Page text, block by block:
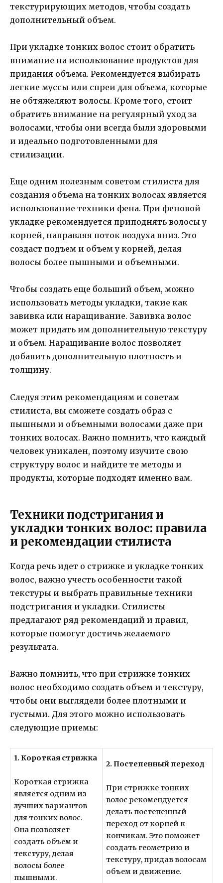
текстурирующих методов, чтобы создать
дополнительный объем.
При укладке тонких волос стоит обратить
внимание на использование продуктов для
придания объема. Рекомендуется выбирать
легкие муссы или спреи для объема, которые
не обтяжеляют волосы. Кроме того, стоит
обратить внимание на регулярный уход за
волосами, чтобы они всегда были здоровыми
и идеально подготовленными для
стилизации.
Еще одним полезным советом стилиста для
создания объема на тонких волосах является
использование техники фена. При феновой
укладке рекомендуется приподнять волосы у
корней, направляя поток воздуха вниз. Это
создаст подъем и объем у корней, делая
волосы более пышными и объемными.
Чтобы создать еще больший объем, можно
использовать методы укладки, такие как
завивка или наращивание. Завивка волос
может придать им дополнительную текстуру
и объем. Наращивание волос позволяет
добавить дополнительную плотность и
толщину.
Следуя этим рекомендациям и советам
стилиста, вы сможете создать образ с
пышными и объемными волосами даже при
тонких волосах. Важно помнить, что каждый
человек уникален, поэтому изучите свою
структуру волос и найдите те методы и
продукты, которые подходят именно вам.
Техники подстригания и
укладки тонких волос: правила
и рекомендации стилиста
Когда речь идет о стрижке и укладке тонких
волос, важно учесть особенности такой
текстуры и выбрать правильные техники
подстригания и укладки. Стилисты
предлагают ряд рекомендаций и правил,
которые помогут достичь желаемого
результата.
Важно помнить, что при стрижке тонких
волос необходимо создать объем и текстуру,
чтобы они выглядели более плотными и
густыми. Для этого можно использовать
следующие приемы:
1. Короткая стрижка
Короткая стрижка
является одним из
лучших вариантов
для тонких волос.
Она позволяет
создать объем и
текстуру, делая
волосы более
пышными.
2. Постепенный переход
При стрижке тонких
волос рекомендуется
делать постепенный
переход от корней к
кончикам. Это поможет
создать геометрию и
текстуру, придав волосам
объем и движение.